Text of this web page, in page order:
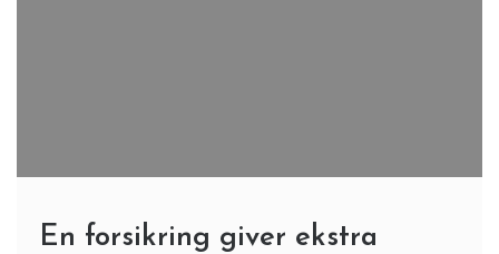
En forsikring giver ekstra